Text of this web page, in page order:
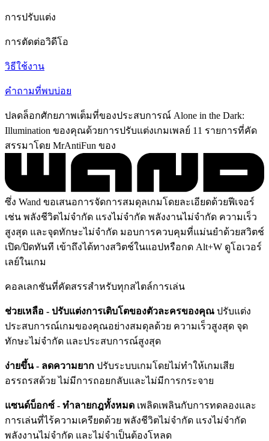
การปรับแต่ง
การตัดต่อวิดีโอ
วิธีใช้งาน
คำถามที่พบบ่อย
ปลดล็อกศักยภาพเต็มที่ของประสบการณ์ Alone in the Dark:
Illumination ของคุณด้วยการปรับแต่งเกมเพลย์ 11 รายการที่คัด
สรรมาโดย MrAntiFun ของ
ซึ่ง Wand ขอเสนอการจัดการสมดุลเกมโดยละเอียดด้วยฟีเจอร์
เช่น พลังชีวิตไม่จำกัด แรงไม่จำกัด พลังงานไม่จำกัด ความเร็ว
สูงสุด และจุดทักษะไม่จำกัด มอบการควบคุมที่แม่นยำด้วยสวิตช์
เปิด/ปิดทันที เข้าถึงได้ทางสวิตช์ในแอปหรือกด Alt+W ดูโอเวอร์
เลย์ในเกม
คอลเลกชันที่คัดสรรสำหรับทุกสไตล์การเล่น
ช่วยเหลือ - ปรับแต่งการเติบโตของตัวละครของคุณ ปรับแต่ง
ประสบการณ์เกมของคุณอย่างสมดุลด้วย ความเร็วสูงสุด จุด
ทักษะไม่จำกัด และประสบการณ์สูงสุด
ง่ายขึ้น - ลดความยาก ปรับระบบเกมโดยไม่ทำให้เกมเสีย
อรรถรสด้วย ไม่มีการถอยกลับและไม่มีการกระจาย
แซนด์บ็อกซ์ - ทำลายกฎทั้งหมด เพลิดเพลินกับการทดลองและ
การเล่นที่ไร้ความเครียดด้วย พลังชีวิตไม่จำกัด แรงไม่จำกัด
พลังงานไม่จำกัด และไม่จำเป็นต้องโหลด